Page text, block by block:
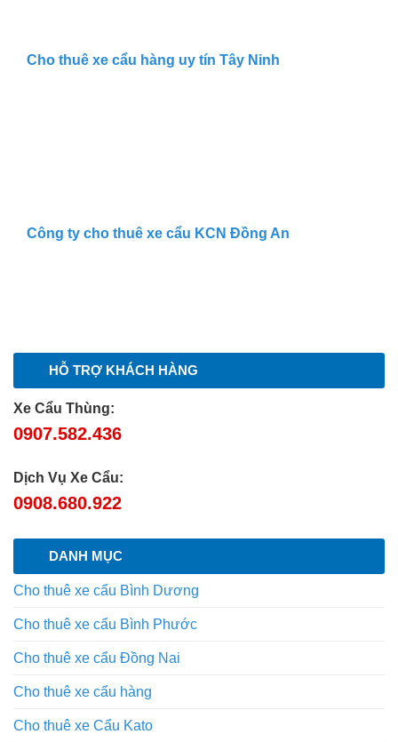
HỖ TRỢ KHÁCH HÀNG
Xe Cẩu Thùng:
0907.582.436
Dịch Vụ Xe Cẩu:
0908.680.922
DANH MỤC
Cho thuê xe cẩu Bình Dương
Cho thuê xe cẩu Bình Phước
Cho thuê xe cẩu Đồng Nai
Cho thuê xe cẩu hàng
Cho thuê xe Cẩu Kato
Cho thuê xe cẩu hàng uy tín Tây Ninh
Công ty cho thuê xe cẩu KCN Đồng An